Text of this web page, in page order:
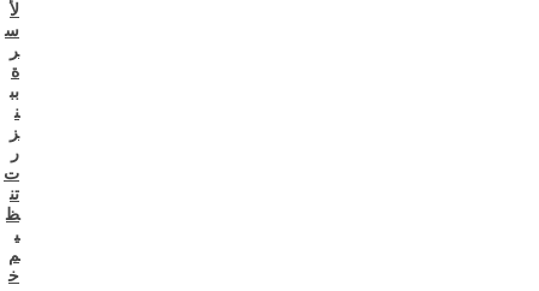
لأ
س
ر
ة
بب
ن
ز
ر
ت
تن
ظ
ي
م
خ